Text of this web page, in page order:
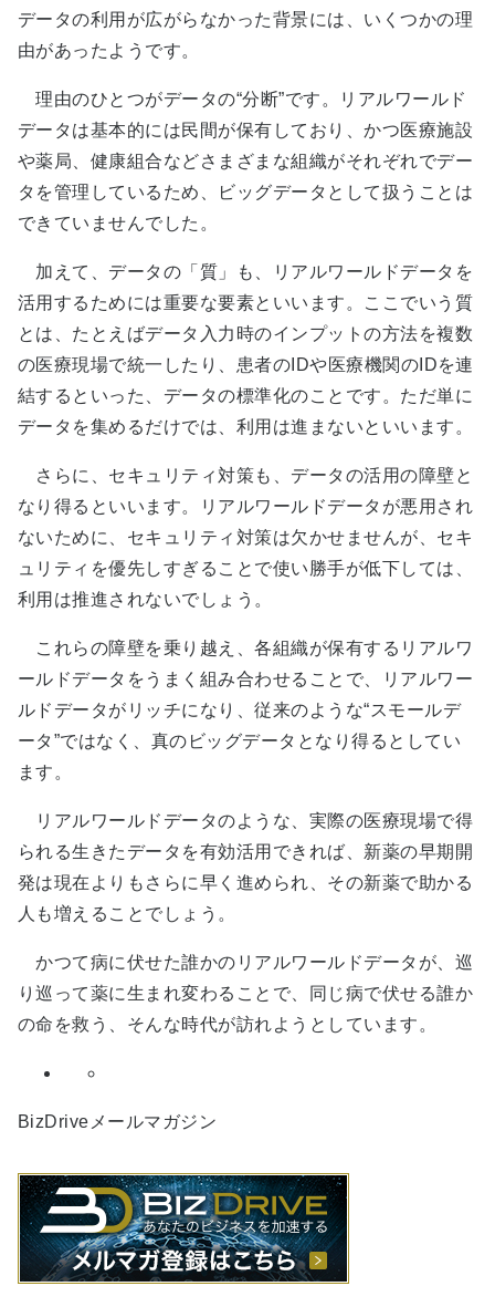
データの利用が広がらなかった背景には、いくつかの理
由があったようです。
理由のひとつがデータの“分断”です。リアルワールド
データは基本的には民間が保有しており、かつ医療施設
や薬局、健康組合などさまざまな組織がそれぞれでデー
タを管理しているため、ビッグデータとして扱うことは
できていませんでした。
加えて、データの「質」も、リアルワールドデータを
活用するためには重要な要素といいます。ここでいう質
とは、たとえばデータ入力時のインプットの方法を複数
の医療現場で統一したり、患者のIDや医療機関のIDを連
結するといった、データの標準化のことです。ただ単に
データを集めるだけでは、利用は進まないといいます。
さらに、セキュリティ対策も、データの活用の障壁と
なり得るといいます。リアルワールドデータが悪用され
ないために、セキュリティ対策は欠かせませんが、セキ
ュリティを優先しすぎることで使い勝手が低下しては、
利用は推進されないでしょう。
これらの障壁を乗り越え、各組織が保有するリアルワ
ールドデータをうまく組み合わせることで、リアルワー
ルドデータがリッチになり、従来のような“スモールデ
ータ”ではなく、真のビッグデータとなり得るとしてい
ます。
リアルワールドデータのような、実際の医療現場で得
られる生きたデータを有効活用できれば、新薬の早期開
発は現在よりもさらに早く進められ、その新薬で助かる
人も増えることでしょう。
かつて病に伏せた誰かのリアルワールドデータが、巡
り巡って薬に生まれ変わることで、同じ病で伏せる誰か
の命を救う、そんな時代が訪れようとしています。
BizDriveメールマガジン